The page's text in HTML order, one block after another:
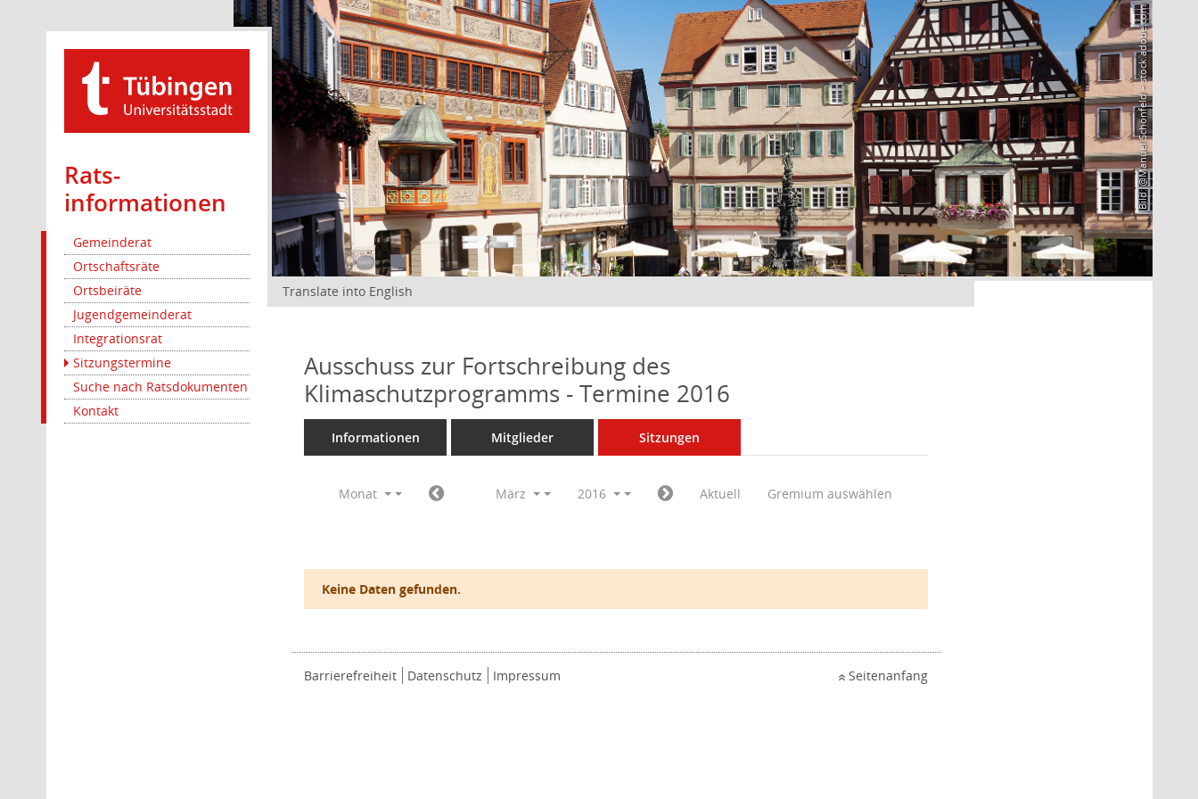
Rats­
informationen
Gemeinderat
Ortschaftsräte
Ortsbeiräte
Jugendgemeinderat
Integrationsrat
Sitzungstermine
Suche nach Ratsdokumenten
Kontakt
Bild: @Manuel Schönfeld – stock.adobe.com
Translate into English
Ausschuss zur Fortschreibung des
Klimaschutzprogramms - Termine 2016
Informationen Mitglieder Sitzungen
Monat März 2016 Aktuell Gremium auswählen
Keine Daten gefunden.
Barrierefreiheit Datenschutz Impressum Seitenanfang